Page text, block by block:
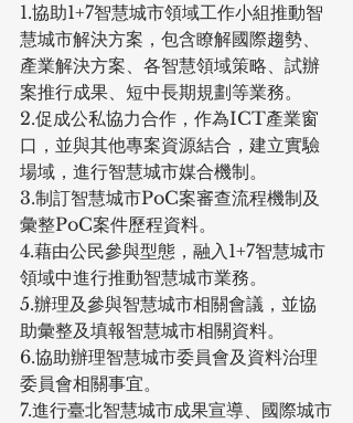
1.協助1+7智慧城市領域工作小組推動智
慧城市解決方案，包含瞭解國際趨勢、
產業解決方案、各智慧領域策略、試辦
案推行成果、短中長期規劃等業務。
2.促成公私協力合作，作為ICT產業窗
口，並與其他專案資源結合，建立實驗
場域，進行智慧城市媒合機制。
3.制訂智慧城市PoC案審查流程機制及
彙整PoC案件歷程資料。
4.藉由公民參與型態，融入1+7智慧城市
領域中進行推動智慧城市業務。
5.辦理及參與智慧城市相關會議，並協
助彙整及填報智慧城市相關資料。
6.協助辦理智慧城市委員會及資料治理
委員會相關事宜。
7.進行臺北智慧城市成果宣導、國際城市